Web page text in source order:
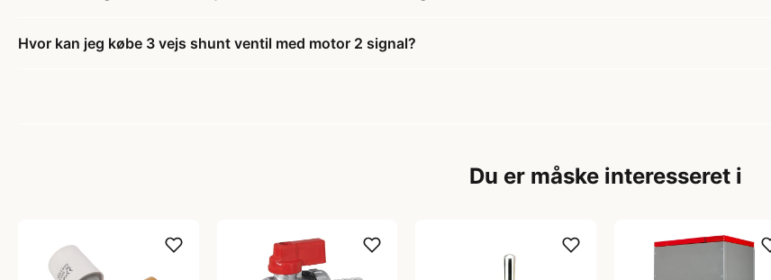
Hvor kan jeg købe 3 vejs shunt ventil med motor 2 signal?
Du er måske interesseret i